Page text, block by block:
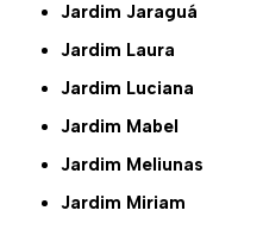
Jardim Jaraguá
Jardim Laura
Jardim Luciana
Jardim Mabel
Jardim Meliunas
Jardim Miriam